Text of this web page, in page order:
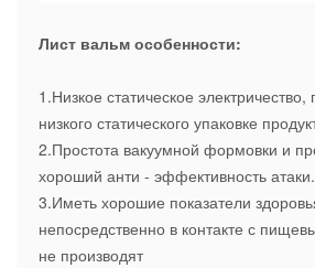
Лист вальм особенности:
1.Низкое статическое
низкого статического упаковке
2.Простота вакуумной формовки и
хороший анти - эффективность атаки.
3.Иметь хорошие показатели
непосредственно в контакте с
не производят